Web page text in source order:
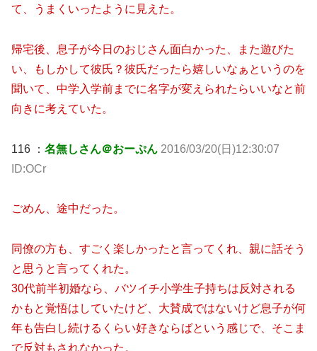
て、うまくいったように見えた。
帰宅後、息子が今日のおじさん面白かった、また遊びた
い、もしかして彼氏？彼氏だったら嬉しいなぁというのを
聞いて、中学入学前までに名字が変えられたらいいなと前
向きに考えていた。
116 ： 名無しさん＠おーぷん 2016/03/20(日)12:30:07
ID:OCr
ごめん、途中だった。
同僚の方も、すごく楽しかったと言ってくれ、親に話そう
と思うと言ってくれた。
30代前半初婚なら、バツイチ小学生子持ちは反対される
かもと覚悟はしていたけど、大賛成ではないけど息子が何
年も告白し続けるくらい好きならばという感じで、そこま
で反対もされなかった。